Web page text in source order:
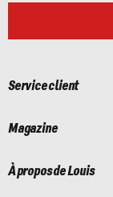
Service client
Magazine
À propos de Louis